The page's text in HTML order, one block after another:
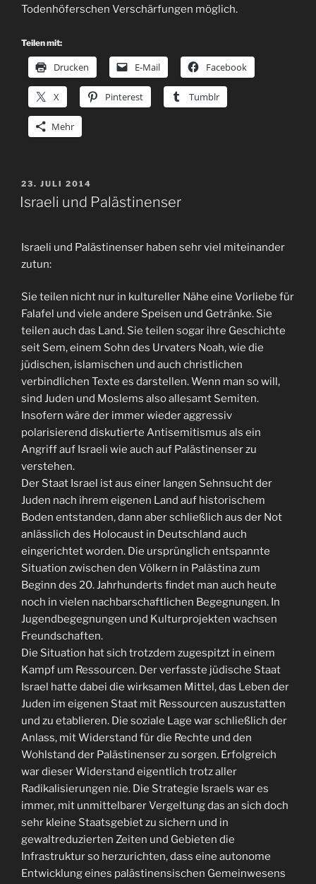
Todenhöferschen Verschärfungen möglich.
Teilen mit:
Drucken E-Mail Facebook
X Pinterest Tumblr
Mehr
VERÖFFENTLICHT
AM
23. JULI 2014
Israeli und Palästinenser
Israeli und Palästinenser haben sehr viel miteinander
zutun:
Sie teilen nicht nur in kultureller Nähe eine Vorliebe für
Falafel und viele andere Speisen und Getränke. Sie
teilen auch das Land. Sie teilen sogar ihre Geschichte
seit Sem, einem Sohn des Urvaters Noah, wie die
jüdischen, islamischen und auch christlichen
verbindlichen Texte es darstellen. Wenn man so will,
sind Juden und Moslems also allesamt Semiten.
Insofern wäre der immer wieder aggressiv
polarisierend diskutierte Antisemitismus als ein
Angriff auf Israeli wie auch auf Palästinenser zu
verstehen.
Der Staat Israel ist aus einer langen Sehnsucht der
Juden nach ihrem eigenen Land auf historischem
Boden entstanden, dann aber schließlich aus der Not
anlässlich des Holocaust in Deutschland auch
eingerichtet worden. Die ursprünglich entspannte
Situation zwischen den Völkern in Palästina zum
Beginn des 20. Jahrhunderts findet man auch heute
noch in vielen nachbarschaftlichen Begegnungen. In
Jugendbegegnungen und Kulturprojekten wachsen
Freundschaften.
Die Situation hat sich trotzdem zugespitzt in einem
Kampf um Ressourcen. Der verfasste jüdische Staat
Israel hatte dabei die wirksamen Mittel, das Leben der
Juden im eigenen Staat mit Ressourcen auszustatten
und zu etablieren. Die soziale Lage war schließlich der
Anlass, mit Widerstand für die Rechte und den
Wohlstand der Palästinenser zu sorgen. Erfolgreich
war dieser Widerstand eigentlich trotz aller
Radikalisierungen nie. Die Strategie Israels war es
immer, mit unmittelbarer Vergeltung das an sich doch
sehr kleine Staatsgebiet zu sichern und in
gewaltreduzierten Zeiten und Gebieten die
Infrastruktur so herzurichten, dass eine autonome
Entwicklung eines palästinensischen Gemeinwesens